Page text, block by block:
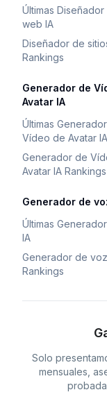
Últimas
web IA
Diseñador de
Rankings
Generador de
Avatar IA
Últimas
Vídeo de Avatar IA
Generador de
Avatar IA Rankings
Generador de
Últimas
IA
Generador de
Rankings
Solo
mensuales,